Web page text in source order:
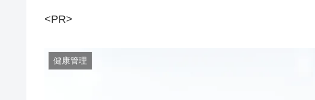
<PR>
健康管理